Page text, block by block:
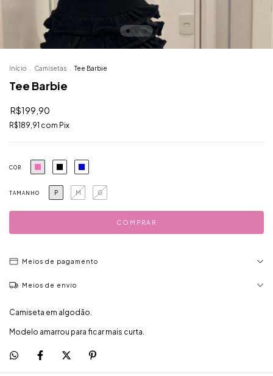
Início Camisetas Tee Barbie
Tee Barbie
R$199,90
R$189,91 com Pix
COR
TAMANHO P M G
Meios de pagamento
Meios de envio
Camiseta em algodão.
Modelo amarrou para ficar mais curta.